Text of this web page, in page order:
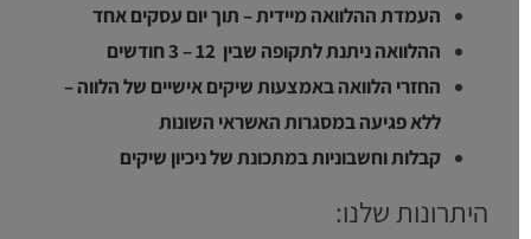
העמדת ההלוואה מיידית – תוך יום עסקים אחד
ההלוואה ניתנת לתקופה שבין 12 – 3 חודשים
החזרי הלוואה באמצעות שיקים אישיים של הלווה –
ללא פגיעה במסגרות האשראי השונות
קבלות וחשבוניות במתכונת של ניכיון שיקים
היתרונות שלנו: